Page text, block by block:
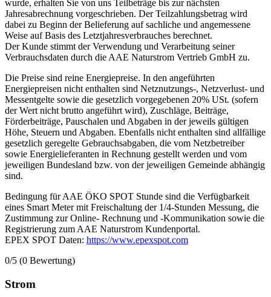
wurde, erhalten Sie von uns Teilbeträge bis zur nächsten
Jahresabrechnung vorgeschrieben. Der Teilzahlungsbetrag wird
dabei zu Beginn der Belieferung auf sachliche und angemessene
Weise auf Basis des Letztjahresverbrauches berechnet.
Der Kunde stimmt der Verwendung und Verarbeitung seiner
Verbrauchsdaten durch die AAE Naturstrom Vertrieb GmbH zu.
Die Preise sind reine Energiepreise. In den angeführten
Energiepreisen nicht enthalten sind Netznutzungs-, Netzverlust- und
Messentgelte sowie die gesetzlich vorgegebenen 20% USt. (sofern
der Wert nicht brutto angeführt wird), Zuschläge, Beiträge,
Förderbeiträge, Pauschalen und Abgaben in der jeweils gültigen
Höhe, Steuern und Abgaben. Ebenfalls nicht enthalten sind allfällige
gesetzlich geregelte Gebrauchsabgaben, die vom Netzbetreiber
sowie Energielieferanten in Rechnung gestellt werden und vom
jeweiligen Bundesland bzw. von der jeweiligen Gemeinde abhängig
sind.
Bedingung für AAE ÖKO SPOT Stunde sind die Verfügbarkeit
eines Smart Meter mit Freischaltung der 1/4-Stunden Messung, die
Zustimmung zur Online- Rechnung und -Kommunikation sowie die
Registrierung zum AAE Naturstrom Kundenportal.
EPEX SPOT Daten: https://www.epexspot.com
0/5 (0 Bewertung)
Strom